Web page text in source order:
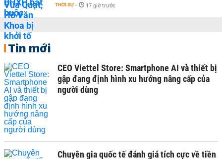
THỜI SỰ - 17 giờ trước
Tin mới
CEO Viettel Store: Smartphone AI và thiết bị
gập đang định hình xu hướng nâng cấp của
người dùng
Chuyên gia quốc tế đánh giá tích cực về tiền